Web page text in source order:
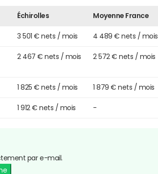
Échirolles Moyenne France
3 501 € nets / mois 4 489 € nets / mois
2 467 € nets / mois 2 572 € nets / mois
1 825 € nets / mois 1 879 € nets / mois
1 912 € nets / mois -
par e-mail.